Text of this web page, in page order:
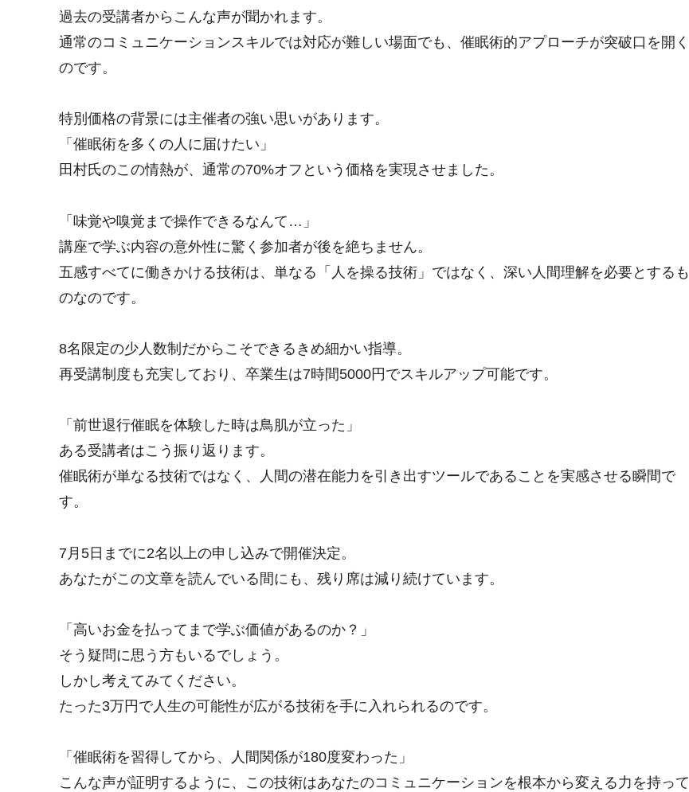
過去の受講者からこんな声が聞かれます。
通常のコミュニケーションスキルでは対応が難しい場面でも、催眠術的アプローチが突破口を開く
のです。
特別価格の背景には主催者の強い思いがあります。
「催眠術を多くの人に届けたい」
田村氏のこの情熱が、通常の70%オフという価格を実現させました。
「味覚や嗅覚まで操作できるなんて…」
講座で学ぶ内容の意外性に驚く参加者が後を絶ちません。
五感すべてに働きかける技術は、単なる「人を操る技術」ではなく、深い人間理解を必要とするも
のなのです。
8名限定の少人数制だからこそできるきめ細かい指導。
再受講制度も充実しており、卒業生は7時間5000円でスキルアップ可能です。
「前世退行催眠を体験した時は鳥肌が立った」
ある受講者はこう振り返ります。
催眠術が単なる技術ではなく、人間の潜在能力を引き出すツールであることを実感させる瞬間で
す。
7月5日までに2名以上の申し込みで開催決定。
あなたがこの文章を読んでいる間にも、残り席は減り続けています。
「高いお金を払ってまで学ぶ価値があるのか？」
そう疑問に思う方もいるでしょう。
しかし考えてみてください。
たった3万円で人生の可能性が広がる技術を手に入れられるのです。
「催眠術を習得してから、人間関係が180度変わった」
こんな声が証明するように、この技術はあなたのコミュニケーションを根本から変える力を持って